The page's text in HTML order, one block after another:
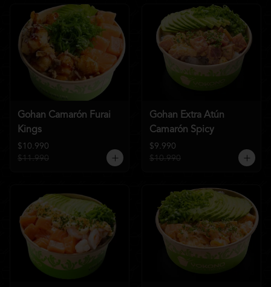
Gohan Camarón Furai
Kings
$10.990
$11.990
Gohan Extra Atún
Camarón Spicy
$9.990
$10.990